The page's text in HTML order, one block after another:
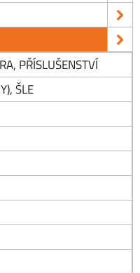
PŘÍSLUŠENSTVÍ
ŠLE